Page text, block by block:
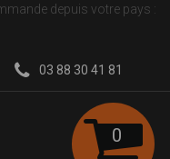
depuis votre pays :
03 88 30 41 81
0